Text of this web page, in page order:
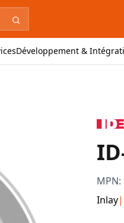
Développement &
MPN:
Inlay|